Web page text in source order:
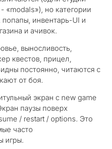
«modals»), но категории
инвентарь-UI и
и ачивок.
выносливость,
квестов, прицел,
постоянно, читаются с
от боя.
экран с new game
паузы поверх
/ restart / options. Это
часто
игры.